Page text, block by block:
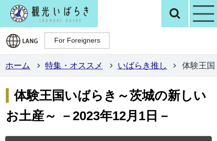
観光いばらき検
For Foreigners
For Foreigners
ホーム 特集・オススメ いばらき推し 体験王
体験王国いばらき～茨城の新しい
お土産～ －2023年12月1日－